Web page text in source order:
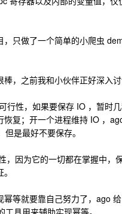
，只做了一个简单的小爬虫
，之前我和小伙伴正好深入讨
行性，如果要保存 IO ，暂时
恢复；开一个进程维持 IO ，
是最好不要保存。
，因为它的一切都在掌握中，
幂等就要靠自己努力了，ago
具用来辅助实现幂等。